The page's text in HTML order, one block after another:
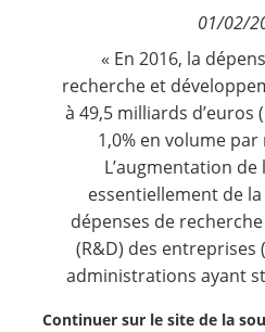
01/02/
« En 2016, la
recherche et
à 49,5 milliards d’euros
1,0% en volume
L’augmentation de
essentiellement de
dépenses de
(R&D) des entreprises
administrations ayant
Continuer sur le site de la